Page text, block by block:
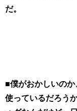
だ。
■僕がおかしいの
使っているだろう